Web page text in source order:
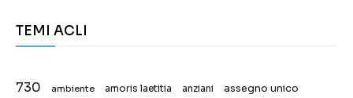
TEMI ACLI
730 ambiente amoris laetitia anziani assegno unico